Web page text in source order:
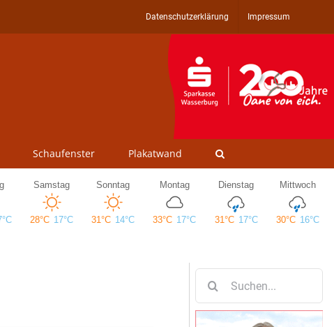
Datenschutzerklärung Impressum
Schaufenster Plakatwand
nach: